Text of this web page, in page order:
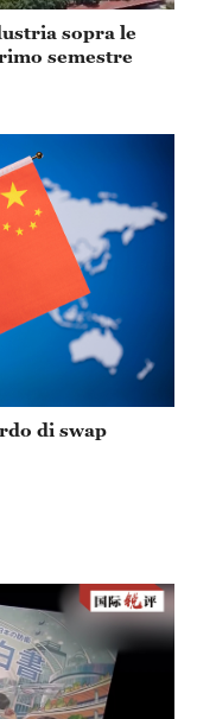
sopra le
semestre
di swap